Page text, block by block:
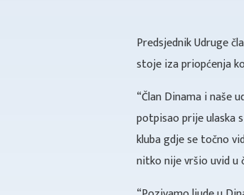
Predsjednik Udruge
stoje iza priopćenja
“Član Dinama i naše
potpisao prije ulaska
kluba gdje se točno
nitko nije vršio uvid u